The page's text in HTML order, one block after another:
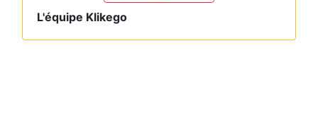
L'équipe Klikego